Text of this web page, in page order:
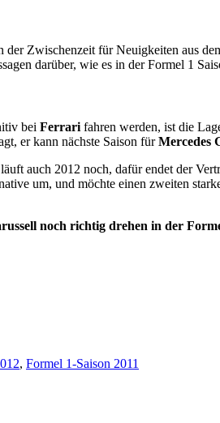
Zwischenzeit für Neuigkeiten aus
darüber, wie es in der Formel 1
bei Ferrari fahren werden, ist die
er kann nächste Saison fürMercedes
läuft auch 2012 noch, dafür endet der
um, und möchte einen zweiten
noch richtig drehen in der
, Formel 1-Saison 2011